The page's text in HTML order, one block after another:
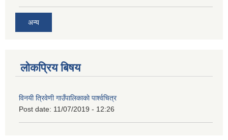
अन्य
लोकप्रिय बिषय
विनयी त्रिवेणी गाउँपालिकाकाे पार्श्वचित्र
Post date: 11/07/2019 - 12:26